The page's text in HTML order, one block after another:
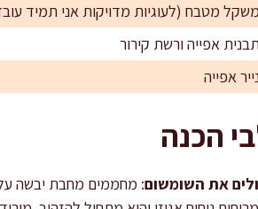
משקל מטבח (לעוגיות מדויקות אני תמיד
תבנית אפייה ורשת קירור
נייר אפייה
הכנה
את השומשום